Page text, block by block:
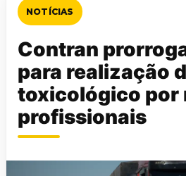
NOTÍCIAS
Contran
para realização
toxicológico por
profissionais